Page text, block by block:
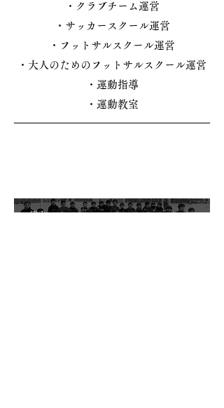
・クラブチーム運営
・サッカースクール運営
・フットサルスクール運営
​・大人のためのフットサルスクール運営
・運動指導
・運動教室